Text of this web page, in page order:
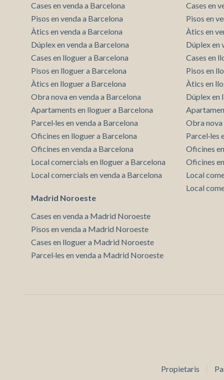
Cases en venda a Barcelona
Pisos en venda a Barcelona
Àtics en venda a Barcelona
Dúplex en venda a Barcelona
Cases en lloguer a Barcelona
Pisos en lloguer a Barcelona
Àtics en lloguer a Barcelona
Obra nova en venda a Barcelona
Apartaments en lloguer a Barcelona
Parcel·les en venda a Barcelona
Oficines en lloguer a Barcelona
Oficines en venda a Barcelona
Local comercials en lloguer a Barcelona
Local comercials en venda a Barcelona
Madrid Noroeste
Cases en venda a Madrid Noroeste
Pisos en venda a Madrid Noroeste
Cases en lloguer a Madrid Noroeste
Parcel·les en venda a Madrid Noroeste
Cases en
Pisos en
Àtics en
Dúplex en
Cases en
Pisos en
Àtics en
Dúplex en
Obra nova
Parcel·les
Oficines
Oficines
Local
Local
Propietaris